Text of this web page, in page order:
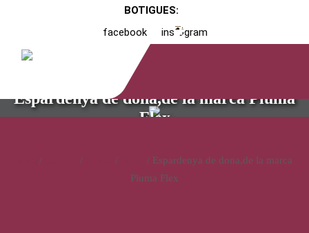
BOTIGUES:
facebook
instagram
Espardenya de dona,de la marca Pluma
Flex
/ / /
/ Espardenya de dona,de la marca
Pluma Flex